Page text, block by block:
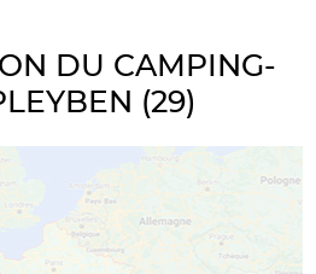
DU CAMPING-
(29)